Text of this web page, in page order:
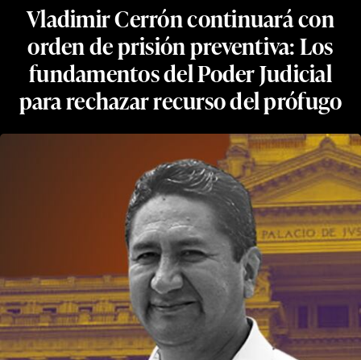
Vladimir Cerrón continuará con
orden de prisión preventiva: Los
fundamentos del Poder Judicial
para rechazar recurso del prófugo